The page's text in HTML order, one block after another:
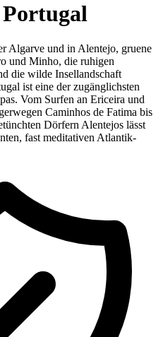
Algarve und in Alentejo, gruene
und Minho, die ruhigen
die wilde Insellandschaft
ist eine der zugänglichsten
Vom Surfen an Ericeira und
Caminhos de Fatima bis
Dörfern Alentejos lässt
fast meditativen Atlantik-